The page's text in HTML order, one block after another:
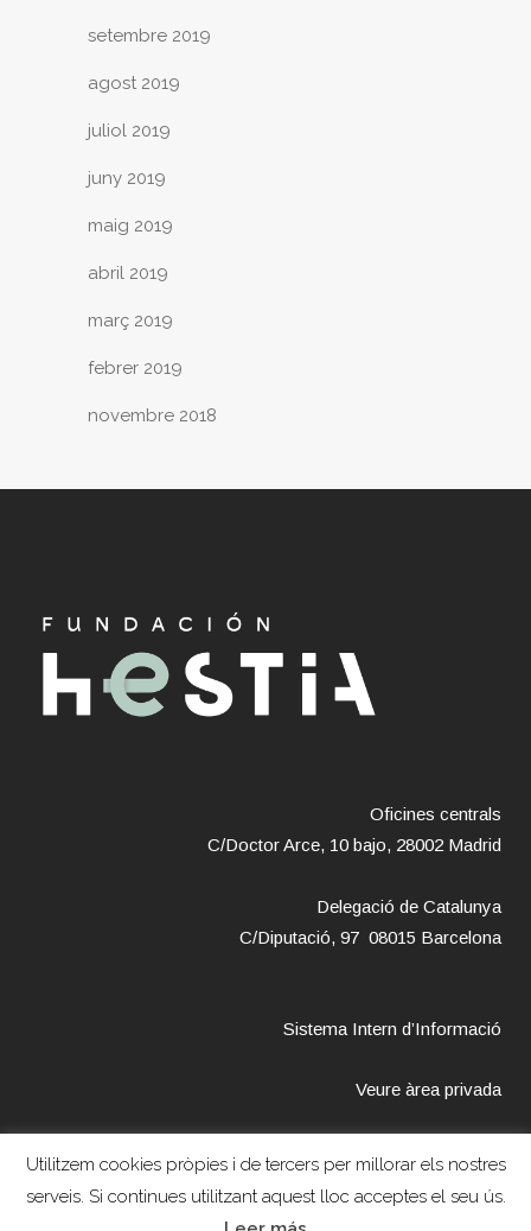
setembre 2019
agost 2019
juliol 2019
juny 2019
maig 2019
abril 2019
març 2019
febrer 2019
novembre 2018
Oficines centrals
C/Doctor Arce, 10 bajo, 28002 Madrid
Delegació de Catalunya
C/Diputació, 97 08015 Barcelona
Sistema Intern d’Informació
Veure àrea privada
Copyright © 2018 – Fundación Hestia – Avís legal
Utilitzem cookies pròpies i de tercers per millorar els nostres
serveis. Si continues utilitzant aquest lloc acceptes el seu ús.